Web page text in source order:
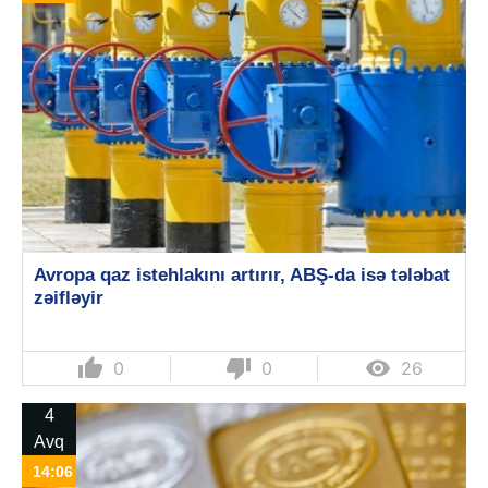
Avropa qaz istehlakını artırır, ABŞ-da isə tələbat
zəifləyir
thumb_up 0 thumb_down 0  26
4
Avq
14:06